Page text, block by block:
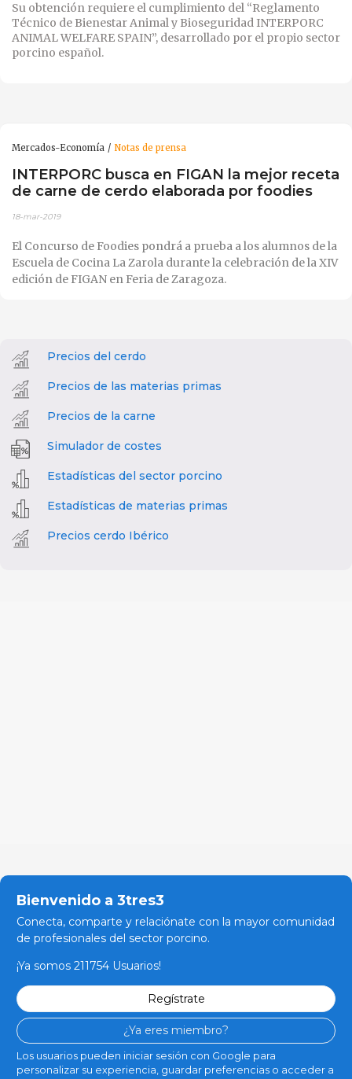
Su obtención requiere el cumplimiento del “Reglamento
Técnico de Bienestar Animal y Bioseguridad INTERPORC
ANIMAL WELFARE SPAIN”, desarrollado por el propio sector
porcino español.
Mercados-Economía Notas de prensa
INTERPORC busca en FIGAN la mejor receta
de carne de cerdo elaborada por foodies
18-mar-2019
El Concurso de Foodies pondrá a prueba a los alumnos de la
Escuela de Cocina La Zarola durante la celebración de la XIV
edición de FIGAN en Feria de Zaragoza.
Precios del cerdo
Precios de las materias primas
Precios de la carne
Simulador de costes
Estadísticas del sector porcino
Estadísticas de materias primas
Precios cerdo Ibérico
Bienvenido a 3tres3
Conecta, comparte y relaciónate con la mayor comunidad
de profesionales del sector porcino.
¡Ya somos 211754 Usuarios!
Regístrate
¿Ya eres miembro?
Los usuarios pueden iniciar sesión con Google para
personalizar su experiencia, guardar preferencias o acceder a